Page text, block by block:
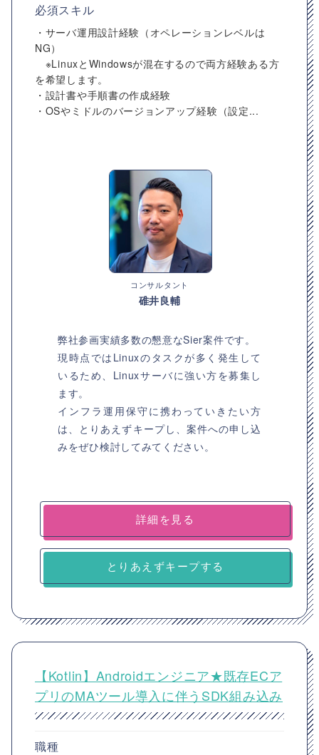
必須スキル
・サーバ運用設計経験（オペレーションレベルは
NG）
※LinuxとWindowsが混在するので両方経験ある方
を希望します。
・設計書や手順書の作成経験
・OSやミドルのバージョンアップ経験（設定...
コンサルタント
碓井良輔
弊社参画実績多数の懇意なSier案件です。
現時点ではLinuxのタスクが多く発生して
いるため、Linuxサーバに強い方を募集し
ます。
インフラ運用保守に携わっていきたい方
は、とりあえずキープし、案件への申し込
みをぜひ検討してみてください。
詳細を見る
とりあえずキープする
【Kotlin】Androidエンジニア★既存ECア
プリのMAツール導入に伴うSDK組み込み
職種